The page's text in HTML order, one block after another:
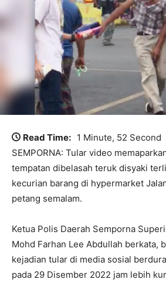
Read Time: 1 Minute, 52 Second
SEMPORNA: Tular video
tempatan dibelasah teruk disyaki
kecurian barang di hypermarket
petang semalam.
Ketua Polis Daerah Semporna
Mohd Farhan Lee Abdullah berkata,
kejadian tular di media sosial
pada 29 Disember 2022 jam lebih